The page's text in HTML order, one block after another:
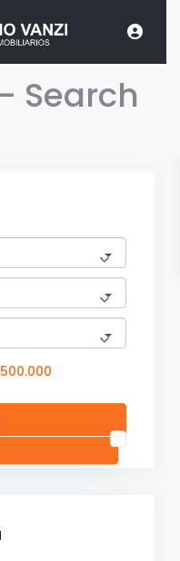
Search